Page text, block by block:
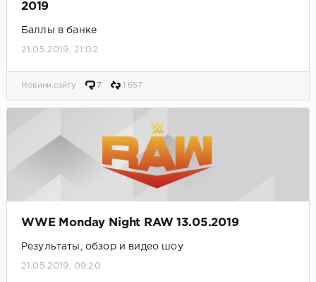
2019
Баллы в банке
21.05.2019, 21:02
Новини сайту 7 1 657
WWE Monday Night RAW 13.05.2019
Результаты, обзор и видео шоу
21.05.2019, 09:20